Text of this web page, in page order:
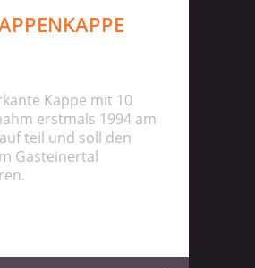
Kappe mit 10
erstmals 1994 am
teil und soll den
Gasteinertal